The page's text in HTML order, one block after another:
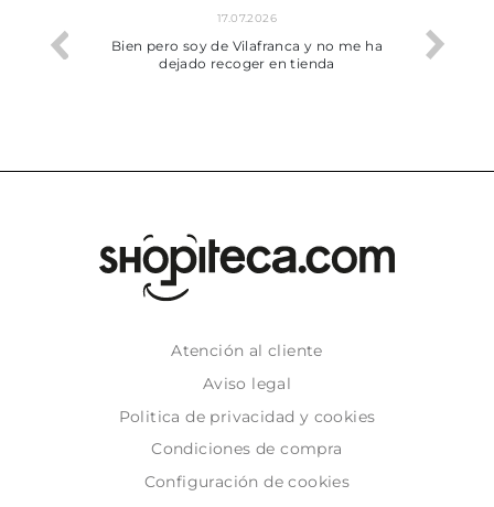
trobat
17.07.2026
Bien pero soy de Vilafranca y no me ha
dejado recoger en tienda
Atención al cliente
Aviso legal
Politica de privacidad y cookies
Condiciones de compra
Configuración de cookies